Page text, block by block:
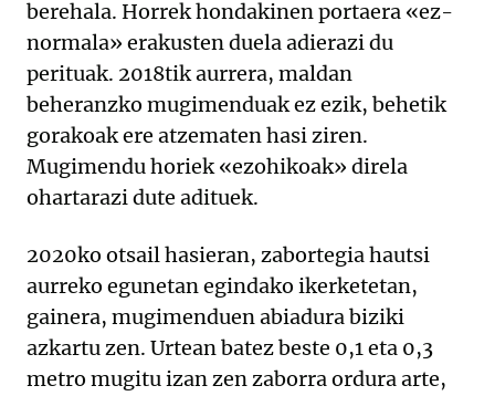
berehala. Horrek hondakinen portaera «ez-
normala» erakusten duela adierazi du
perituak. 2018tik aurrera, maldan
beheranzko mugimenduak ez ezik, behetik
gorakoak ere atzematen hasi ziren.
Mugimendu horiek «ezohikoak» direla
ohartarazi dute adituek.
2020ko otsail hasieran, zabortegia hautsi
aurreko egunetan egindako ikerketetan,
gainera, mugimenduen abiadura biziki
azkartu zen. Urtean batez beste 0,1 eta 0,3
metro mugitu izan zen zaborra ordura arte,